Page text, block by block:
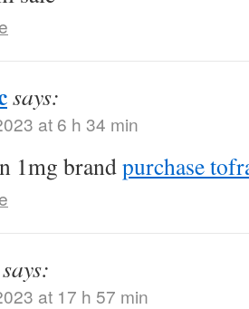
says:
at 6 h 34 min
1mg brandpurchase
says:
at 17 h 57 min